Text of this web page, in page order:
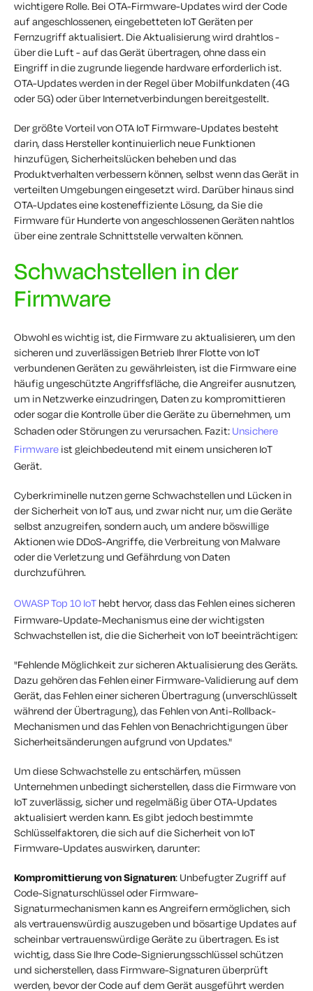
wichtigere Rolle. Bei OTA-Firmware-Updates wird der Code
auf angeschlossenen, eingebetteten IoT Geräten per
Fernzugriff aktualisiert. Die Aktualisierung wird drahtlos -
über die Luft - auf das Gerät übertragen, ohne dass ein
Eingriff in die zugrunde liegende hardware erforderlich ist.
OTA-Updates werden in der Regel über Mobilfunkdaten (4G
oder 5G) oder über Internetverbindungen bereitgestellt.
Der größte Vorteil von OTA IoT Firmware-Updates besteht
darin, dass Hersteller kontinuierlich neue Funktionen
hinzufügen, Sicherheitslücken beheben und das
Produktverhalten verbessern können, selbst wenn das Gerät in
verteilten Umgebungen eingesetzt wird. Darüber hinaus sind
OTA-Updates eine kosteneffiziente Lösung, da Sie die
Firmware für Hunderte von angeschlossenen Geräten nahtlos
über eine zentrale Schnittstelle verwalten können.
Schwachstellen in der
Firmware
Obwohl es wichtig ist, die Firmware zu aktualisieren, um den
sicheren und zuverlässigen Betrieb Ihrer Flotte von IoT
verbundenen Geräten zu gewährleisten, ist die Firmware eine
häufig ungeschützte Angriffsfläche, die Angreifer ausnutzen,
um in Netzwerke einzudringen, Daten zu kompromittieren
oder sogar die Kontrolle über die Geräte zu übernehmen, um
Schaden oder Störungen zu verursachen. Fazit: Unsichere
Firmware ist gleichbedeutend mit einem unsicheren IoT
Gerät.
Cyberkriminelle nutzen gerne Schwachstellen und Lücken in
der Sicherheit von IoT aus, und zwar nicht nur, um die Geräte
selbst anzugreifen, sondern auch, um andere böswillige
Aktionen wie DDoS-Angriffe, die Verbreitung von Malware
oder die Verletzung und Gefährdung von Daten
durchzuführen.
OWASP Top 10 IoT hebt hervor, dass das Fehlen eines sicheren
Firmware-Update-Mechanismus eine der wichtigsten
Schwachstellen ist, die die Sicherheit von IoT beeinträchtigen:
"Fehlende Möglichkeit zur sicheren Aktualisierung des Geräts.
Dazu gehören das Fehlen einer Firmware-Validierung auf dem
Gerät, das Fehlen einer sicheren Übertragung (unverschlüsselt
während der Übertragung), das Fehlen von Anti-Rollback-
Mechanismen und das Fehlen von Benachrichtigungen über
Sicherheitsänderungen aufgrund von Updates."
Um diese Schwachstelle zu entschärfen, müssen
Unternehmen unbedingt sicherstellen, dass die Firmware von
IoT zuverlässig, sicher und regelmäßig über OTA-Updates
aktualisiert werden kann. Es gibt jedoch bestimmte
Schlüsselfaktoren, die sich auf die Sicherheit von IoT
Firmware-Updates auswirken, darunter:
Kompromittierung von Signaturen: Unbefugter Zugriff auf
Code-Signaturschlüssel oder Firmware-
Signaturmechanismen kann es Angreifern ermöglichen, sich
als vertrauenswürdig auszugeben und bösartige Updates auf
scheinbar vertrauenswürdige Geräte zu übertragen. Es ist
wichtig, dass Sie Ihre Code-Signierungsschlüssel schützen
und sicherstellen, dass Firmware-Signaturen überprüft
werden, bevor der Code auf dem Gerät ausgeführt werden